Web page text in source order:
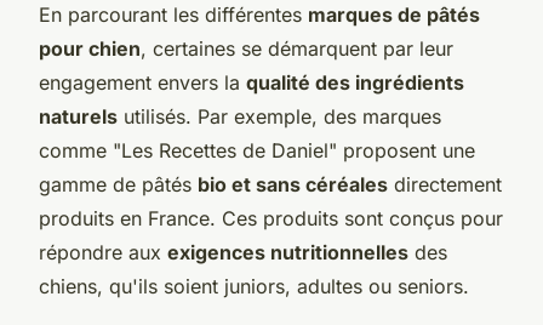
En parcourant les différentes marques de pâtés
pour chien, certaines se démarquent par leur
engagement envers la qualité des ingrédients
naturels utilisés. Par exemple, des marques
comme "Les Recettes de Daniel" proposent une
gamme de pâtés bio et sans céréales directement
produits en France. Ces produits sont conçus pour
répondre aux exigences nutritionnelles des
chiens, qu'ils soient juniors, adultes ou seniors.